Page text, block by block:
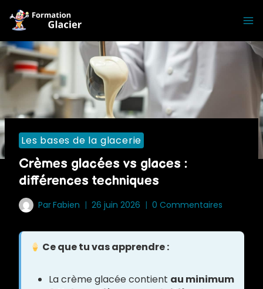
content
Les bases de la glacerie
Crèmes glacées vs glaces :
différences techniques
ParFabien 26 juin 2026 0 Commentaires
Ce que tu vas apprendre :
La crème glacée contient au minimum